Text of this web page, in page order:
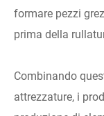
formare pezzi
prima della
Combinando
attrezzature, i